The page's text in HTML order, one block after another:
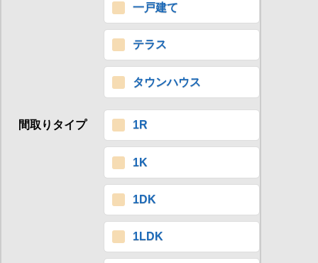
一戸建て
テラス
タウンハウス
間取りタイプ 1R
1K
1DK
1LDK